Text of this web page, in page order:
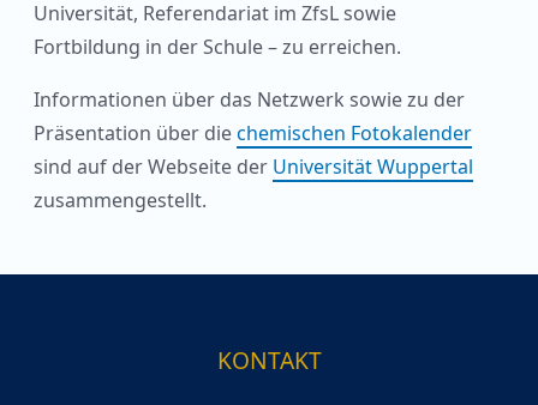
Universität, Referendariat im ZfsL sowie
Fortbildung in der Schule – zu erreichen.
Informationen über das Netzwerk sowie zu der
Präsentation über diechemischen Fotokalender
sind auf der Webseite der Universität Wuppertal
zusammengestellt.
KONTAKT